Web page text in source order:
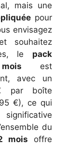
mais une
pour
envisagez
souhaitez
le pack
est
avec un
par boîte
€), ce qui
significative
du
mois offre